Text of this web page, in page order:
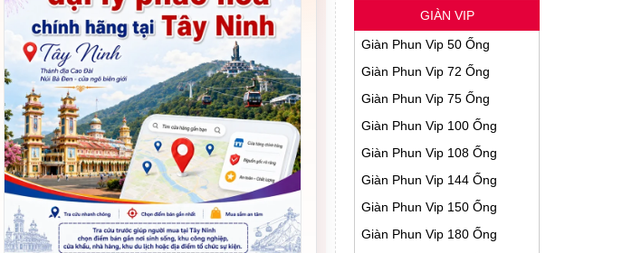
GIÀN VIP
Giàn Phun Vip 50 Ống
Giàn Phun Vip 72 Ống
Giàn Phun Vip 75 Ống
Giàn Phun Vip 100 Ống
Giàn Phun Vip 108 Ống
Giàn Phun Vip 144 Ống
Giàn Phun Vip 150 Ống
Giàn Phun Vip 180 Ống